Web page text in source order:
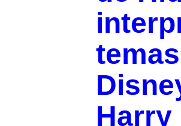
Harry